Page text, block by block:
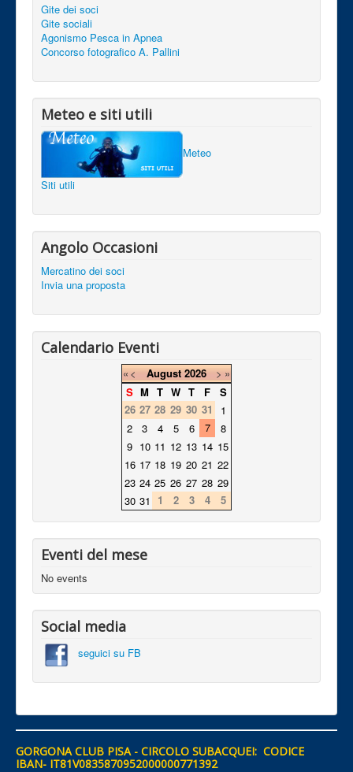
Gite dei soci
Gite sociali
Agonismo Pesca in Apnea
Concorso fotografico A. Pallini
Meteo e siti utili
Meteo
Siti utili
Angolo Occasioni
Mercatino dei soci
Invia una proposta
Calendario Eventi
« < August 2026 > »
S M T W T F
S
26 27 28 29 30 31
1
2
3 4 5 6 7
8
9 10 11 12 13 14 15
16 17 18 19 20 21 22
23 24 25 26 27 28 29
30 31 1 2 3 4 5
Eventi del mese
No events
Social media
seguici su FB
GORGONA CLUB PISA - CIRCOLO SUBACQUEI: CODICE
IBAN- IT81V0835870952000000771392